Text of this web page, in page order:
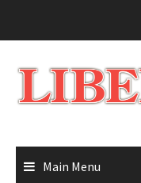
Main Menu